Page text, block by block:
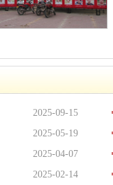
2025-09-15
2025-05-19
2025-04-07
2025-02-14